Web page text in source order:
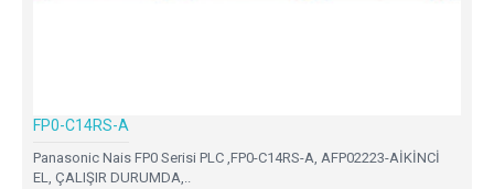
FP0-C14RS-A
Panasonic Nais FP0 Serisi PLC ,FP0-C14RS-A, AFP02223-AİKİNCİ
EL, ÇALIŞIR DURUMDA,..